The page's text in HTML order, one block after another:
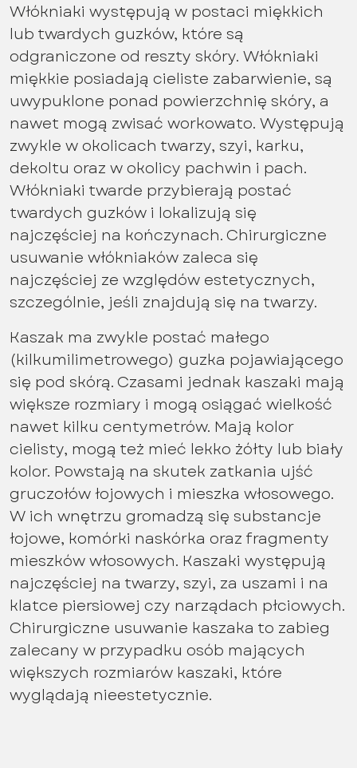
Włókniaki występują w postaci miękkich
lub twardych guzków, które są
odgraniczone od reszty skóry. Włókniaki
miękkie posiadają cieliste zabarwienie, są
uwypuklone ponad powierzchnię skóry, a
nawet mogą zwisać workowato. Występują
zwykle w okolicach twarzy, szyi, karku,
dekoltu oraz w okolicy pachwin i pach.
Włókniaki twarde przybierają postać
twardych guzków i lokalizują się
najczęściej na kończynach. Chirurgiczne
usuwanie włókniaków zaleca się
najczęściej ze względów estetycznych,
szczególnie, jeśli znajdują się na twarzy.
Kaszak ma zwykle postać małego
(kilkumilimetrowego) guzka pojawiającego
się pod skórą. Czasami jednak kaszaki mają
większe rozmiary i mogą osiągać wielkość
nawet kilku centymetrów. Mają kolor
cielisty, mogą też mieć lekko żółty lub biały
kolor. Powstają na skutek zatkania ujść
gruczołów łojowych i mieszka włosowego.
W ich wnętrzu gromadzą się substancje
łojowe, komórki naskórka oraz fragmenty
mieszków włosowych. Kaszaki występują
najczęściej na twarzy, szyi, za uszami i na
klatce piersiowej czy narządach płciowych.
Chirurgiczne usuwanie kaszaka to zabieg
zalecany w przypadku osób mających
większych rozmiarów kaszaki, które
wyglądają nieestetycznie.